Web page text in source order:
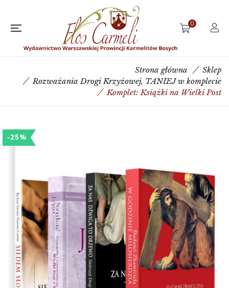
0
Strona główna
Sklep
Rozważania Drogi Krzyżowej, TANIEJ w komplecie
Komplet: Książki na Wielki Post
-25%